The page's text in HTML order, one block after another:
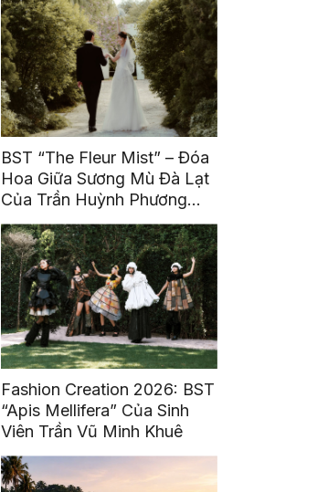
BST “The Fleur Mist” – Đóa
Hoa Giữa Sương Mù Đà Lạt
Của Trần Huỳnh Phương
Uyên
Fashion Creation 2026: BST
“Apis Mellifera” Của Sinh
Viên Trần Vũ Minh Khuê